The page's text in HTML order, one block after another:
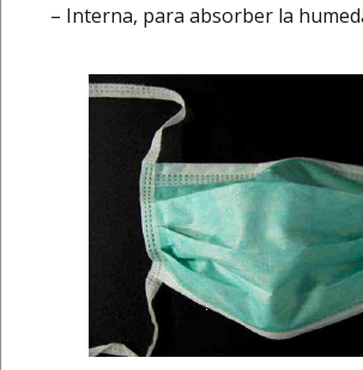
– Interna, para absorber la